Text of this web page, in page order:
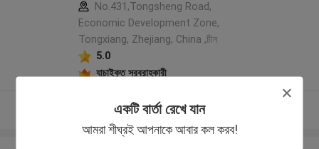
একটি বার্তা রেখে যান
আমরা শীঘ্রই আপনাকে আবার কল করব!
No.431,Tongsheng Road,
Economic Development Zone,
Tongxiang, Zhejiang, China ,চীন
5.0
যাচাইকৃত সরবরাহকারী
আরো দেখুন